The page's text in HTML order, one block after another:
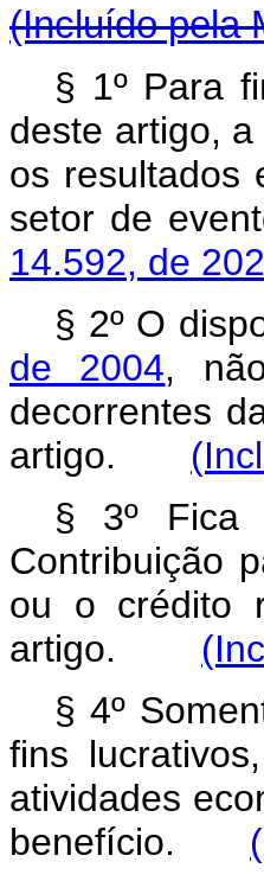
(Incluído pela
§ 1º Para
deste artigo,
os resultados
setor de
14.592, de
§ 2º O
de 2004,
decorrentes
artigo.
§ 3º Fica
Contribuição
ou o crédito
artigo.
§ 4º
fins
atividades
benefício.